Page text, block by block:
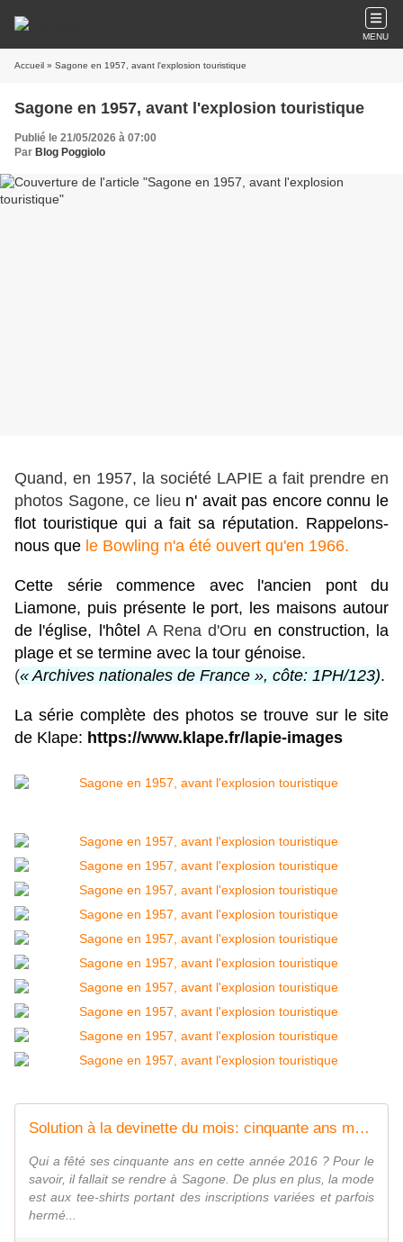
MENU
Accueil » Sagone en 1957, avant l'explosion touristique
Sagone en 1957, avant l'explosion touristique
Publié le 21/05/2026 à 07:00
Par Blog Poggiolo
Quand, en 1957, la société LAPIE a fait prendre en
photos Sagone, ce lieu n' avait pas encore connu le
flot touristique qui a fait sa réputation. Rappelons-
nous que le Bowling n'a été ouvert qu'en 1966.
Cette série commence avec l'ancien pont du
Liamone, puis présente le port, les maisons autour
de l'église, l'hôtel A Rena d'Oru en construction, la
plage et se termine avec la tour génoise.
(« Archives nationales de France », côte: 1PH/123).
La série complète des photos se trouve sur le site
de Klape: https://www.klape.fr/lapie-images
Solution à la devinette du mois: cinquante ans maintenant
Qui a fêté ses cinquante ans en cette année 2016 ? Pour le
savoir, il fallait se rendre à Sagone. De plus en plus, la mode
est aux tee-shirts portant des inscriptions variées et parfois
hermé...